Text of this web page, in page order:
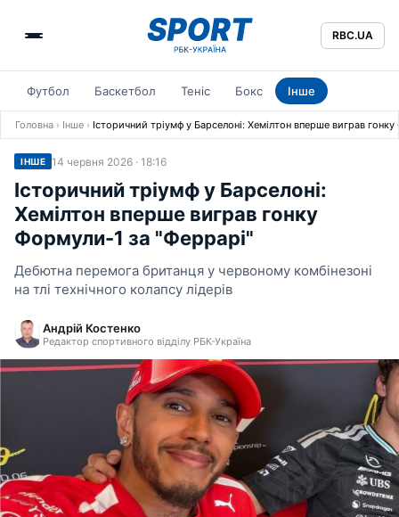
RBC.UA
Футбол Баскетбол Теніс Бокс Інше
Головна › Інше › Історичний тріумф у Барселоні: Хемілтон вперше виграв
ІНШЕ 14 червня 2026 · 18:16
Історичний тріумф у Барселоні:
Хемілтон вперше виграв гонку
Формули-1 за "Феррарі"
Дебютна перемога британця у червоному комбінезоні
на тлі технічного колапсу лідерів
Андрій Костенко
Редактор спортивного відділу РБК-Україна